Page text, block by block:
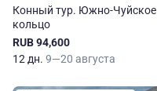
Конный тур. Южно-Чуйское
кольцо
RUB 94,600
12 дн. 9—20 августа